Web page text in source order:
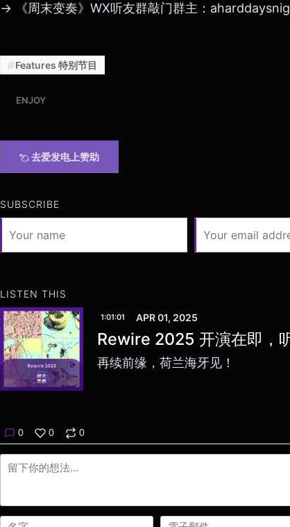
→ 《周末变奏》WX听友群敲门群主：
Features 特别节目
ENJOY
去爱发电上赞助
SUBSCRIBE
LISTEN THIS
1:01:01 APR 01, 2025
Rewire 2025 开演在即，
再续前缘，荷兰海牙见！